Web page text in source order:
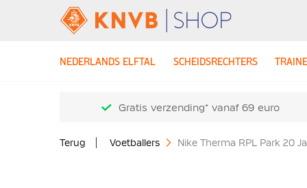
NEDERLANDS ELFTAL SCHEIDSRECHTERS
Gratis verzending* vanaf 69 euro
Terug Voetballers Nike Therma RPL Park 20